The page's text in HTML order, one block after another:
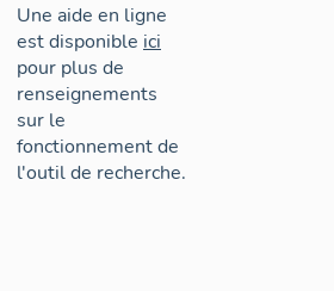
Une aide en ligne
est disponible ici
pour plus de
renseignements
sur le
fonctionnement de
l'outil de recherche.